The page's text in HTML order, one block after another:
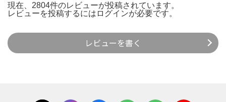
現在、2804件のレビューが投稿されています。
レビューを投稿するには ログインが必要です。
レビューを書く